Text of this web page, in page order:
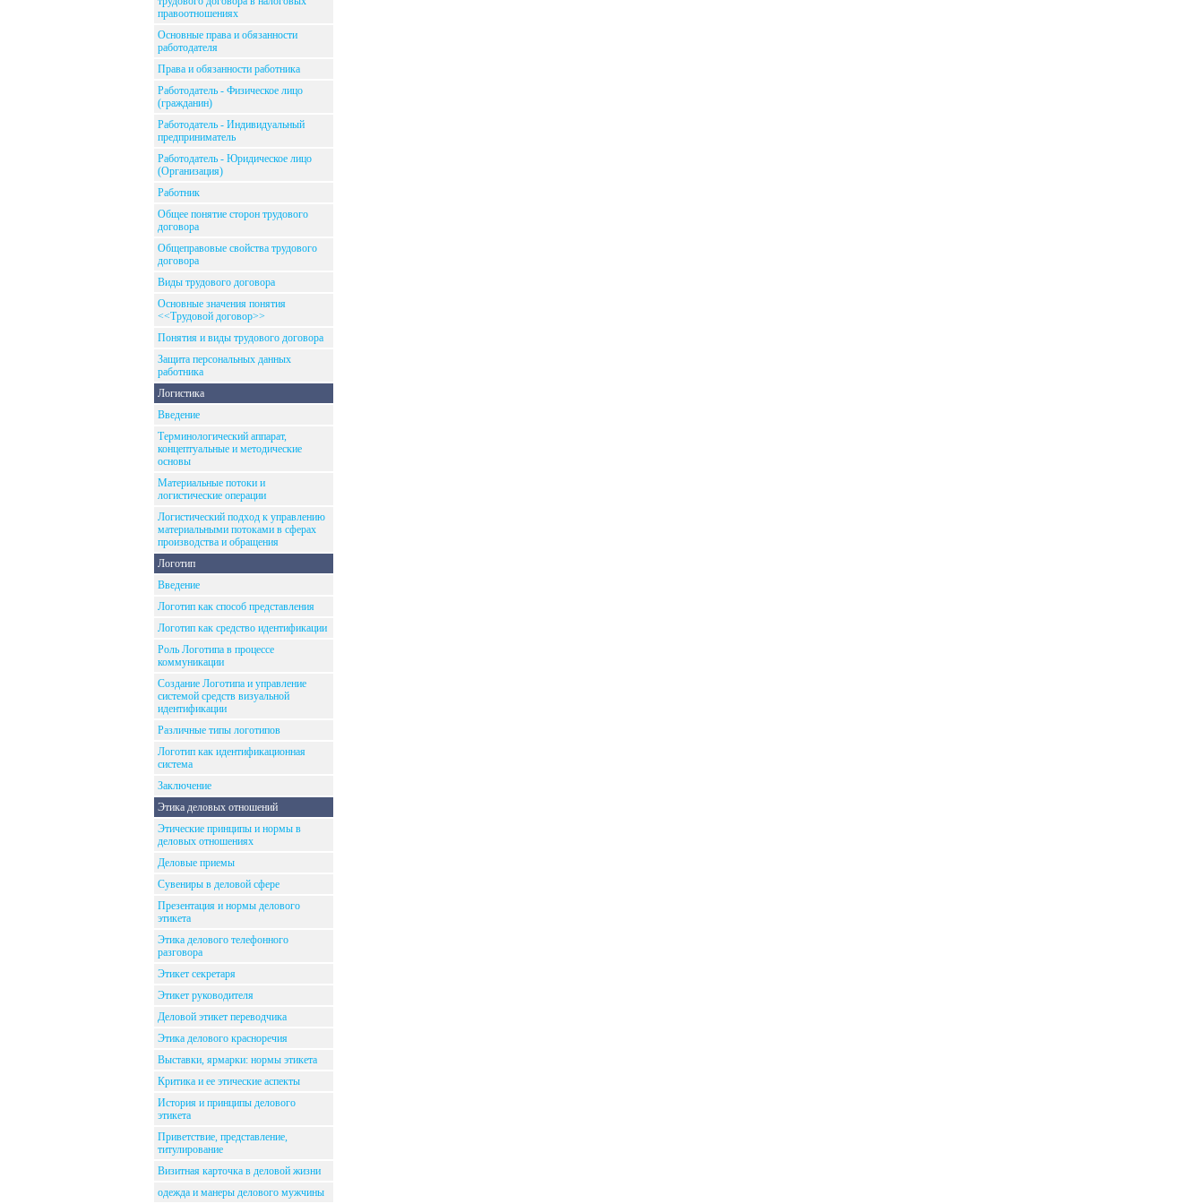
правоотношениях
Основные права и обязанности
работодателя
Права и обязанности работника
Работодатель - Физическое лицо
(гражданин)
Работодатель - Индивидуальный
предприниматель
Работодатель - Юридическое лицо
(Организация)
Работник
Общее понятие сторон трудового
договора
Общеправовые свойства трудового
договора
Виды трудового договора
Основные значения понятия
<<Трудовой договор>>
Понятия и виды трудового договора
Защита персональных данных
работника
Логистика
Введение
Терминологический аппарат,
концептуальные и методические
основы
Материальные потоки и
логистические операции
Логистический подход к управлению
материальными потоками в сферах
производства и обращения
Логотип
Введение
Логотип как способ представления
Логотип как средство идентификации
Роль Логотипа в процессе
коммуникации
Создание Логотипа и управление
системой средств визуальной
идентификации
Различные типы логотипов
Логотип как идентификационная
система
Заключение
Этика деловых отношений
Этические принципы и нормы в
деловых отношениях
Деловые приемы
Сувениры в деловой сфере
Презентация и нормы делового
этикета
Этика делового телефонного
разговора
Этикет секретаря
Этикет руководителя
Деловой этикет переводчика
Этика делового красноречия
Выставки, ярмарки: нормы этикета
Критика и ее этические аспекты
История и принципы делового
этикета
Приветствие, представление,
титулирование
Визитная карточка в деловой жизни
одежда и манеры делового мужчины